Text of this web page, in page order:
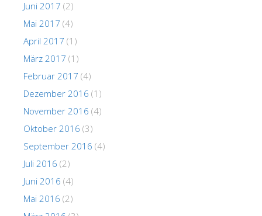
Juni 2017 (2)
Mai 2017 (4)
April 2017 (1)
März 2017 (1)
Februar 2017 (4)
Dezember 2016 (1)
November 2016 (4)
Oktober 2016 (3)
September 2016 (4)
Juli 2016 (2)
Juni 2016 (4)
Mai 2016 (2)